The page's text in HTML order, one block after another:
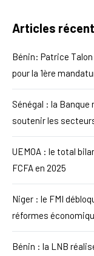
Articles
Bénin: Patrice
pour la 1ère
Sénégal : la
soutenir les
UEMOA : le total
FCFA en 2025
Niger : le FMI
réformes
Bénin : la LNB